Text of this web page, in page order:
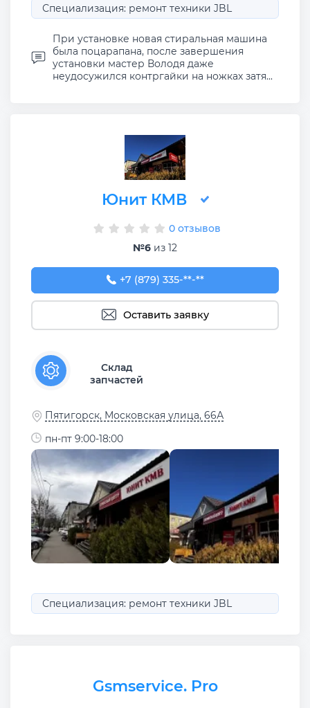
Специализация: ремонт техники JBL
При установке новая стиральная машина
была поцарапана, после завершения
установки мастер Володя даже
неудосужился контргайки на ножках затя...
Юнит КМВ
0 отзывов
№6 из 12
+7 (879) 335-22-45
+7 (879) 335-**-**
Оставить заявку
Склад
запчастей
Пятигорск, Московская улица, 66А
пн-пт 9:00-18:00
Специализация: ремонт техники JBL
Gsmservice. Pro